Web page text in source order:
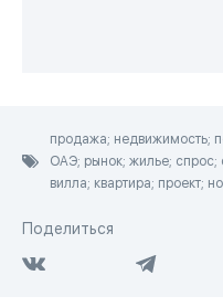
продажа; недвижимость;
ОАЭ; рынок; жилье; спрос;
вилла; квартира; проект;
Поделиться